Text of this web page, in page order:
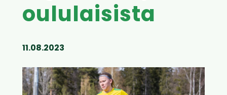
oululaisista
11.08.2023